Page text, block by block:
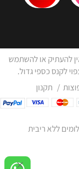
להעתיק או להשתמש
לקנס כספי גדול.
/ תקנון